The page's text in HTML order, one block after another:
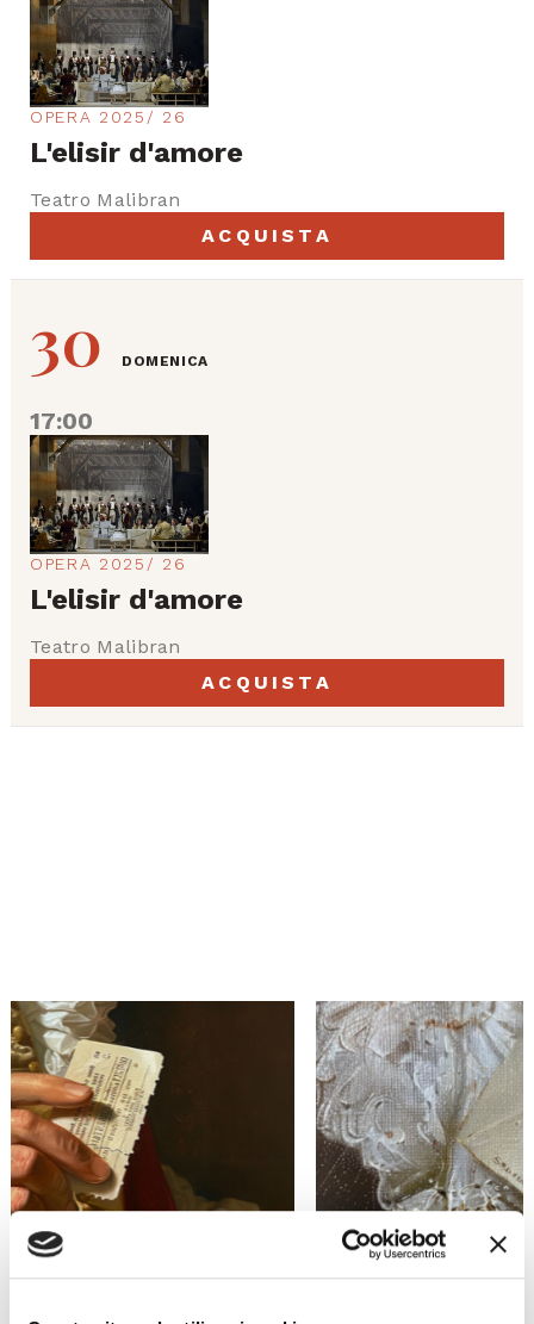
OPERA 2025/ 26
L'elisir d'amore
Teatro Malibran
ACQUISTA
30 DOMENICA
17:00
OPERA 2025/ 26
L'elisir d'amore
Teatro Malibran
ACQUISTA